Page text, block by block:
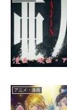
アニメ・漫画